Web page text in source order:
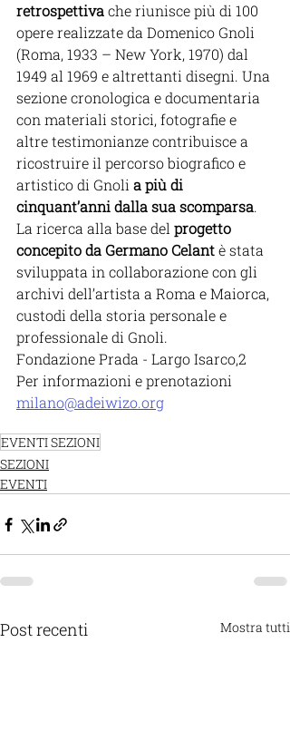
retrospettiva che riunisce più di 100
opere realizzate da Domenico Gnoli
(Roma, 1933 – New York, 1970) dal
1949 al 1969 e altrettanti disegni. Una
sezione cronologica e documentaria
con materiali storici, fotografie e
altre testimonianze contribuisce a
ricostruire il percorso biografico e
artistico di Gnoli a più di
cinquant’anni dalla sua scomparsa.
La ricerca alla base del progetto
concepito da Germano Celant è stata
sviluppata in collaborazione con gli
archivi dell’artista a Roma e Maiorca,
custodi della storia personale e
professionale di Gnoli.
Fondazione Prada - Largo Isarco,2
Per informazioni e prenotazioni
milano@adeiwizo.org
EVENTI SEZIONI
SEZIONI
EVENTI
Post recenti Mostra tutti